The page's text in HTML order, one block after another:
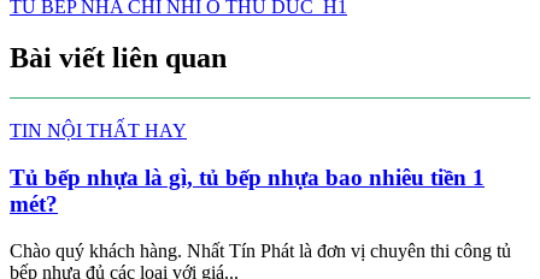
TU BEP NHA CHI NHI O THU DUC_H1
Bài viết liên quan
TIN NỘI THẤT HAY
Tủ bếp nhựa là gì, tủ bếp nhựa bao nhiêu tiền 1
mét?
Chào quý khách hàng. Nhất Tín Phát là đơn vị chuyên thi công tủ
bếp nhựa đủ các loại với giá...